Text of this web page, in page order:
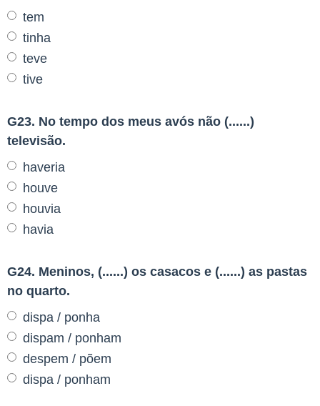
tem
tinha
teve
tive
G23. No tempo dos meus avós não (......)
televisão.
haveria
houve
houvia
havia
G24. Meninos, (......) os casacos e (......) as pastas
no quarto.
dispa / ponha
dispam / ponham
despem / põem
dispa / ponham